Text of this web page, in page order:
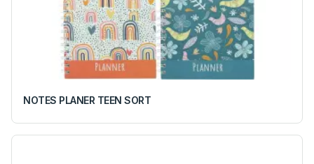
NOTES PLANER TEEN SORT